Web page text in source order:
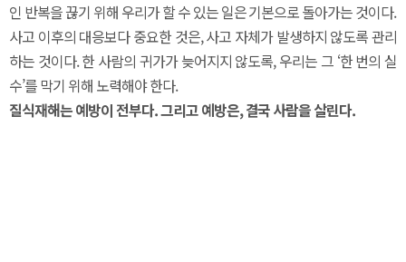
인 반복을 끊기 위해 우리가 할 수 있는 일은 기본으로 돌아가는 것이다.
사고 이후의 대응보다 중요한 것은, 사고 자체가 발생하지 않도록 관리
하는 것이다. 한 사람의 귀가가 늦어지지 않도록, 우리는 그 ‘한 번의 실
수’를 막기 위해 노력해야 한다.
질식재해는 예방이 전부다. 그리고 예방은, 결국 사람을 살린다.